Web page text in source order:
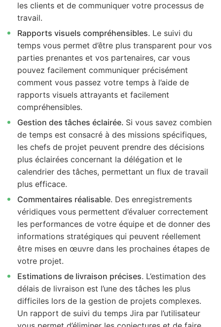
les clients et de communiquer votre processus de
travail.
Rapports visuels compréhensibles. Le suivi du
temps vous permet d’être plus transparent pour vos
parties prenantes et vos partenaires, car vous
pouvez facilement communiquer précisément
comment vous passez votre temps à l’aide de
rapports visuels attrayants et facilement
compréhensibles.
Gestion des tâches éclairée. Si vous savez combien
de temps est consacré à des missions spécifiques,
les chefs de projet peuvent prendre des décisions
plus éclairées concernant la délégation et le
calendrier des tâches, permettant un flux de travail
plus efficace.
Commentaires réalisable. Des enregistrements
véridiques vous permettent d’évaluer correctement
les performances de votre équipe et de donner des
informations stratégiques qui peuvent réellement
être mises en œuvre dans les prochaines étapes de
votre projet.
Estimations de livraison précises. L’estimation des
délais de livraison est l’une des tâches les plus
difficiles lors de la gestion de projets complexes.
Un rapport de suivi du temps Jira par l’utilisateur